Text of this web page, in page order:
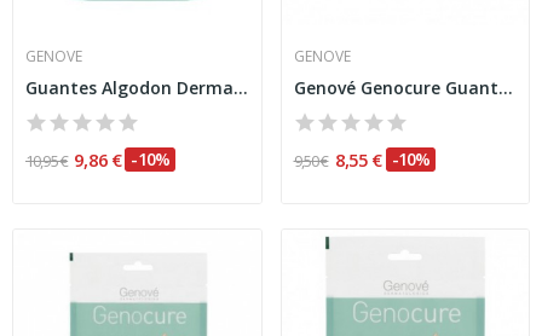
GENOVE
Guantes Algodon Dermatolog Genove Largos
10,95 € 9,86 € -10%
GENOVE
Genové Genocure Guantes Dermatológicos Algodón...
9,50 € 8,55 € -10%